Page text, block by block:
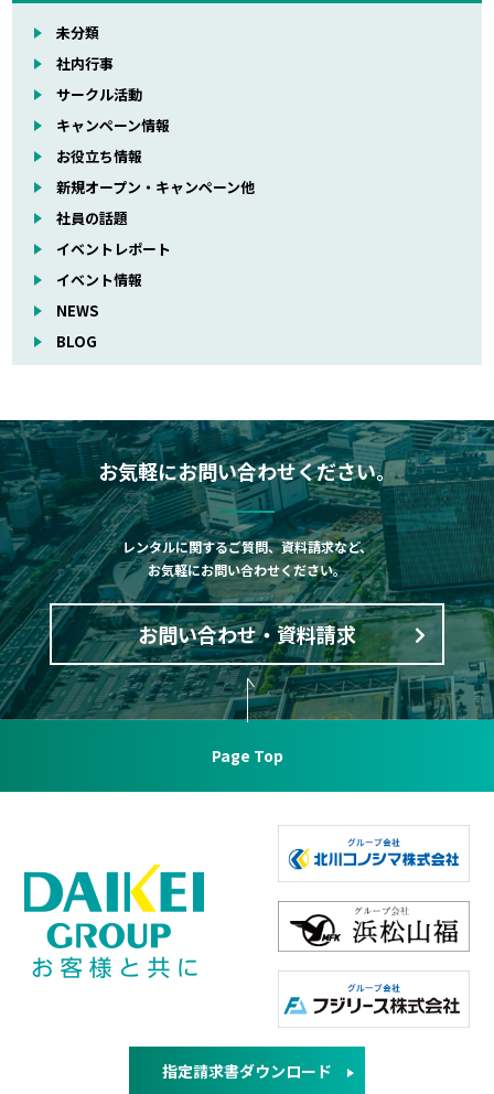
未分類
社内行事
サークル活動
キャンペーン情報
お役立ち情報
新規オープン・キャンペーン他
社員の話題
イベントレポート
イベント情報
NEWS
BLOG
お気軽にお問い合わせください。
レンタルに関するご質問、資料請求など、
お気軽にお問い合わせください。
お問い合わせ・資料請求
Page Top
指定請求書ダウンロード